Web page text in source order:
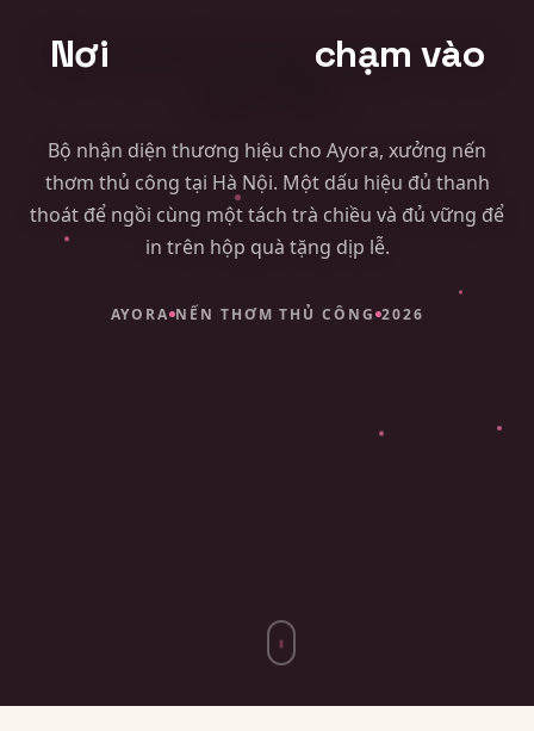
Rebranding
Online Sales Kit
Bản quyền tác giả
Mã số mã vạch
Thành lập doanh nghiệp
Nơi
chạm vào
Bộ nhận diện thương hiệu cho Ayora, xưởng nến
thơm thủ công tại Hà Nội. Một dấu hiệu đủ thanh
thoát để ngồi cùng một tách trà chiều và đủ vững để
in trên hộp quà tặng dịp lễ.
AYORA NẾN THƠM THỦ CÔNG 2026